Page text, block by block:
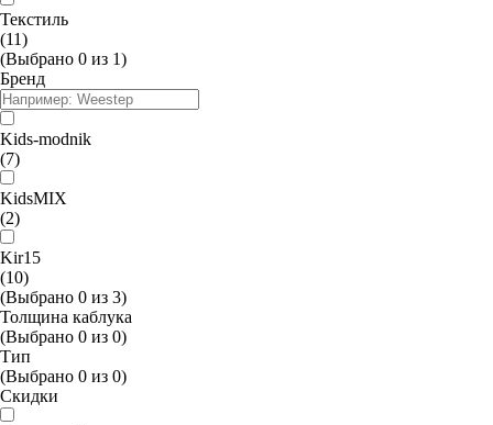
Текстиль
(11)
(Выбрано 0 из 1)
Бренд
Kids-modnik
(7)
KidsMIX
(2)
Kir15
(10)
(Выбрано 0 из 3)
Толщина каблука
(Выбрано 0 из 0)
Тип
(Выбрано 0 из 0)
Скидки